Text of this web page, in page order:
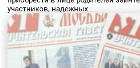
участников, надежных...